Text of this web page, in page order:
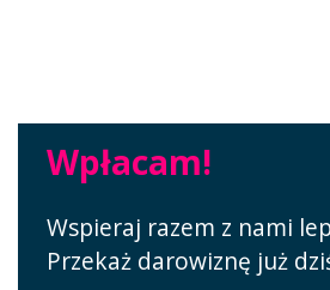
Wpłacam!
Wspieraj razem z nami
Przekaż darowiznę już